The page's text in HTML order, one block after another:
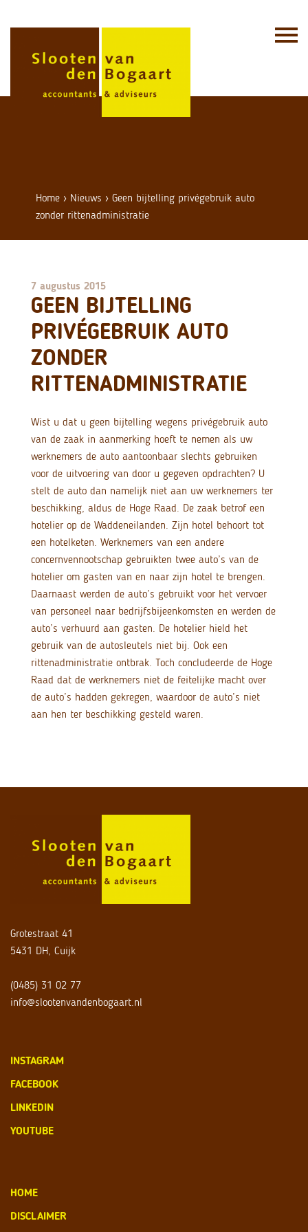
Home › Nieuws ›Geen bijtelling privégebruik auto
zonder rittenadministratie
7 augustus 2015
GEEN BIJTELLING
PRIVÉGEBRUIK AUTO
ZONDER
RITTENADMINISTRATIE
Wist u dat u geen bijtelling wegens privégebruik auto
van de zaak in aanmerking hoeft te nemen als uw
werknemers de auto aantoonbaar slechts gebruiken
voor de uitvoering van door u gegeven opdrachten? U
stelt de auto dan namelijk niet aan uw werknemers ter
beschikking, aldus de Hoge Raad. De zaak betrof een
hotelier op de Waddeneilanden. Zijn hotel behoort tot
een hotelketen. Werknemers van een andere
concernvennootschap gebruikten twee auto’s van de
hotelier om gasten van en naar zijn hotel te brengen.
Daarnaast werden de auto’s gebruikt voor het vervoer
van personeel naar bedrijfsbijeenkomsten en werden de
auto’s verhuurd aan gasten. De hotelier hield het
gebruik van de autosleutels niet bij. Ook een
rittenadministratie ontbrak. Toch concludeerde de Hoge
Raad dat de werknemers niet de feitelijke macht over
de auto’s hadden gekregen, waardoor de auto’s niet
aan hen ter beschikking gesteld waren.
Grotestraat 41
5431 DH, Cuijk
(0485) 31 02 77
info@slootenvandenbogaart.nl
INSTAGRAM
FACEBOOK
LINKEDIN
YOUTUBE
HOME
DISCLAIMER